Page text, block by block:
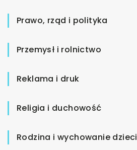
Prawo, rząd i polityka
Przemysł i rolnictwo
Reklama i druk
Religia i duchowość
Rodzina i wychowanie dzieci